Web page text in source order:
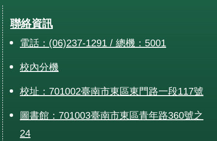
聯絡資訊
電話：(06)237-1291 / 總機：5001
校內分機
校址：701002臺南市東區東門路一段117號
圖書館：701003臺南市東區青年路360號之
24